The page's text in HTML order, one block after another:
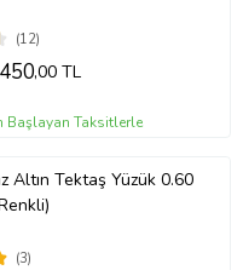
(12)
,00 TL
Başlayan Taksitlerle
Altın Tektaş Yüzük 0.60
(3)